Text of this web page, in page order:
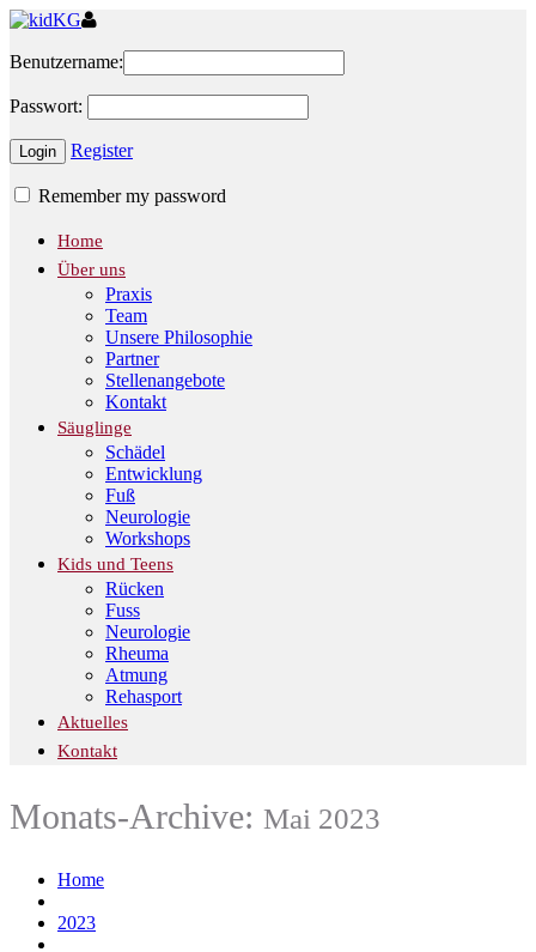
Benutzername:
Passwort:
Register
Remember my password
Home
Über uns
Praxis
Team
Unsere Philosophie
Partner
Stellenangebote
Kontakt
Säuglinge
Schädel
Entwicklung
Fuß
Neurologie
Workshops
Kids und Teens
Rücken
Fuss
Neurologie
Rheuma
Atmung
Rehasport
Aktuelles
Kontakt
Monats-Archive: Mai 2023
Home
2023